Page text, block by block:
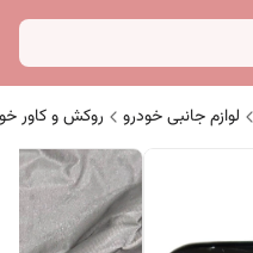
لوازم جانبی خودرو روکش و کاور